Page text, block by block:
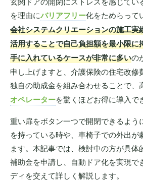
を理由にバリアフリー化をためらって
会社システムクリエーションの施工実
活用することで自己負担額を最小限に
手に入れているケースが非常に多いの
申し上げますと、介護保険の住宅改修
独自の助成金を組み合わせることで、
オペレーターを驚くほどお得に導入で
重い扉をボタン一つで開閉できるよう
を持っている時や、車椅子での外出が
ます。本記事では、検討中の方が具
補助金を申請し、自動ドア化を実現で
ディを交えて詳しく解説します。